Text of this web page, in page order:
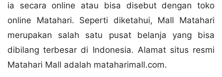
ia secara online atau bisa disebut dengan toko
online Matahari. Seperti diketahui, Mall Matahari
merupakan salah satu pusat belanja yang bisa
dibilang terbesar di Indonesia. Alamat situs resmi
Matahari Mall adalah mataharimall.com.